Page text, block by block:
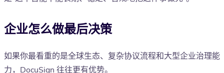
企业怎么做最后决策
如果你最看重的是全球生态、复杂协议流程和大型企业治理能
力，DocuSign 往往更有优势。